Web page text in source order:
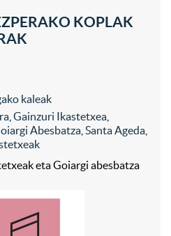
KOPLAK
kaleak
Gainzuri Ikastetxea
Abesbatza Santa Ageda
eta Goiargi abesbatza